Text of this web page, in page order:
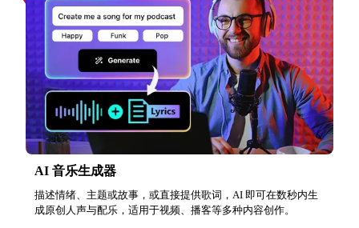
AI 音乐生成器
描述情绪、主题或故事，或直接提供歌词，AI 即可在数秒内生
成原创人声与配乐，适用于视频、播客等多种内容创作。